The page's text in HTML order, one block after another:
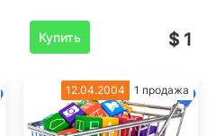
Купить $ 1
12.04.2004 1 продажа